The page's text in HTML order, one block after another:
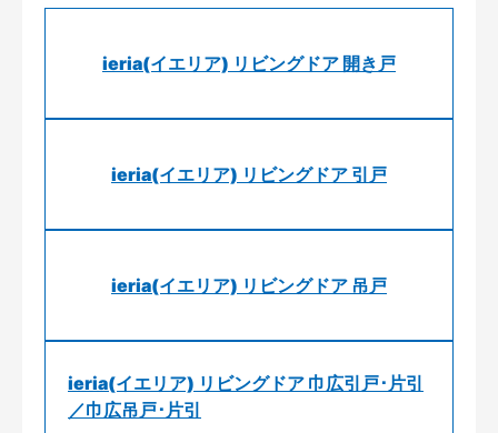
ieria(イエリア) リビングドア 開き戸
ieria(イエリア) リビングドア 引戸
ieria(イエリア) リビングドア 吊戸
ieria(イエリア) リビングドア 巾広引戸･片引
／巾広吊戸･片引